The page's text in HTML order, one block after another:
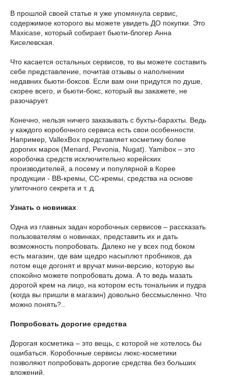
В прошлой своей статье я уже упомянула сервис,
содержимое которого вы можете увидеть ДО покупки. Это
Maxicase, который собирает бьюти-блогер Анна
Киселевская.
Что касается остальных сервисов, то вы можете составить
себе представление, почитав отзывы о наполнении
недавних бьюти-боксов. Если вам они придутся по душе,
скорее всего, и бьюти-бокс, который вы закажете, не
разочарует.
Конечно, нельзя ничего заказывать с бухты-барахты. Ведь
у каждого коробочного сервиса есть свои особенности.
Например, VallexBoх представляет косметику более
дорогих марок (Menard, Pevonia, Nugat). Yamibox – это
коробочка средств исключительно корейских
производителей, а посему и популярной в Корее
продукции - ВВ-кремы, СС-кремы, средства на основе
улиточного секрета и т. д.
Узнать о новинках
Одна из главных задач коробочных сервисов – рассказать
пользователям о новинках, представить их и дать
возможность попробовать. Далеко не у всех под боком
есть магазин, где вам щедро насыплют пробников, да
потом еще догонят и вручат мини-версию, которую вы
спокойно можете попробовать дома. А то ведь мазать
дорогой крем на лицо, на котором есть тональник и пудра
(когда вы пришли в магазин) довольно бессмысленно. Что
можно понять?..
Попробовать дорогие средства
Дорогая косметика – это вещь, с которой не хотелось бы
ошибаться. Коробочные сервисы люкс-косметики
позволяют попробовать дорогие средства без больших
вложений.